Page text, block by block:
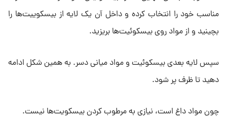
مناسب خود را انتخاب کرده و داخل آن یک لایه از بیسکوییت‌ها را
بچینید و از مواد روی بیسکوئیت‌ها بریزید.
سپس لایه بعدی بیسکوئیت و مواد میانی دسر. به همین شکل ادامه
دهید تا ظرف پر شود.
چون مواد داغ است، نیازی به مرطوب کردن بیسکویت‌ها نیست.